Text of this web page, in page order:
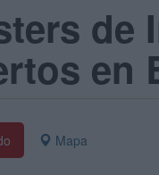
de
en
Mapa